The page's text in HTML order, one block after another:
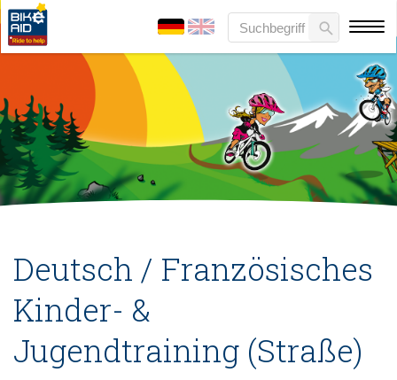
Deutsch / Französisches
Kinder- &
Jugendtraining (Straße)